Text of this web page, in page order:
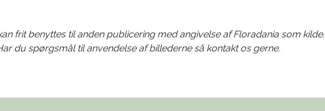
frit benyttes til anden publicering med angivelse af Floradania som kilde.
du spørgsmål til anvendelse af billederne så kontakt os gerne.